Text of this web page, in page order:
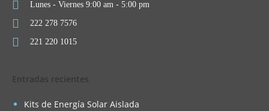
Lunes - Viernes 9:00 am - 5:00 pm
222 278 7576
221 220 1015
Entradas recientes
Kits de Energía Solar Aislada